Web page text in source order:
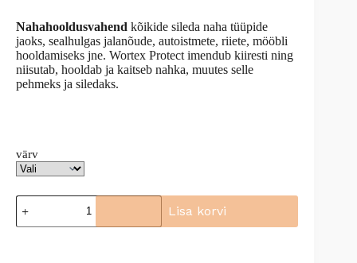
Nahahooldusvahend kõikide sileda naha tüüpide
jaoks, sealhulgas jalanõude, autoistmete, riiete, mööbli
hooldamiseks jne. Wortex Protect imendub kiiresti ning
niisutab, hooldab ja kaitseb nahka, muutes selle
pehmeks ja siledaks.
värv
WORTEX
PROTECT
nahahooldusvahend
Lisa korvi